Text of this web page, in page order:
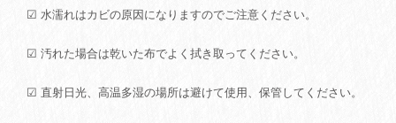
☑ 水濡れはカビの原因になりますのでご注意ください。
☑ 汚れた場合は乾いた布でよく拭き取ってください。
☑ 直射日光、高温多湿の場所は避けて使用、保管してください。